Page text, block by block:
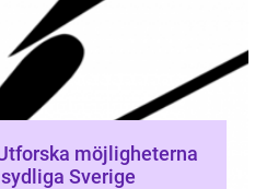
möjligheterna
Sverige